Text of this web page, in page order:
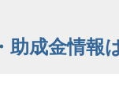
成金情報